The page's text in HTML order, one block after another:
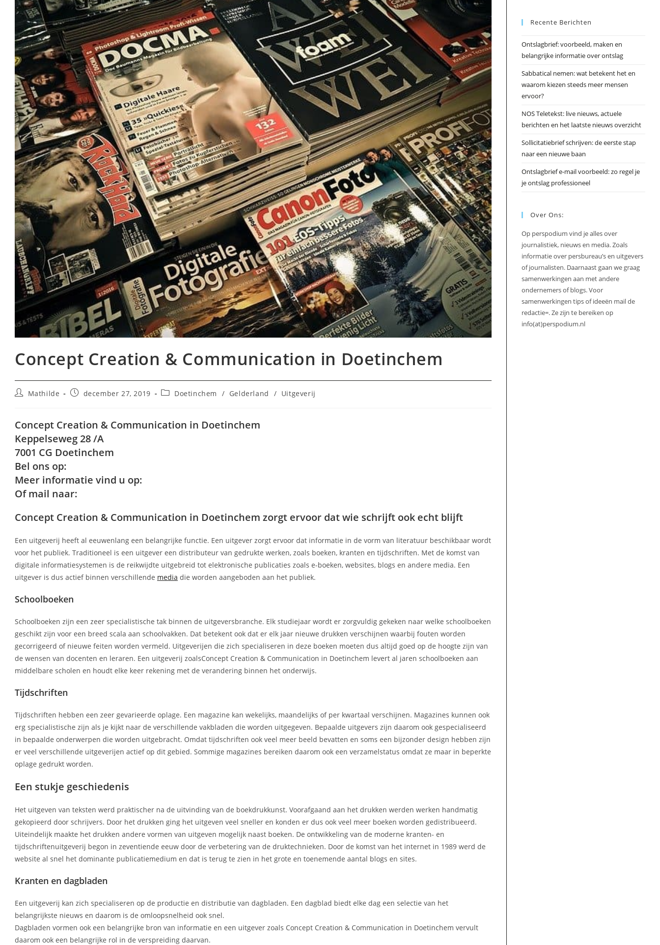
Concept Creation & Communication in Doetinchem
BerichtMathilde
Berichtdecember 27, 2019 Berichtcategorie:
Doetinchem / Gelderland / Uitgeverij
Concept Creation & Communication in Doetinchem
Keppelseweg 28 /A
7001 CG Doetinchem
Bel ons op:
Meer informatie vind u op:
Of mail naar:
Concept Creation & Communication in Doetinchem zorgt ervoor dat wie schrijft ook echt blijft
Een uitgeverij heeft al eeuwenlang een belangrijke functie. Een uitgever zorgt ervoor dat informatie in de vorm van literatuur beschikbaar wordt
voor het publiek. Traditioneel is een uitgever een distributeur van gedrukte werken, zoals boeken, kranten en tijdschriften. Met de komst van
digitale informatiesystemen is de reikwijdte uitgebreid tot elektronische publicaties zoals e-boeken, websites, blogs en andere media. Een
uitgever is dus actief binnen verschillende media die worden aangeboden aan het publiek.
Schoolboeken
Schoolboeken zijn een zeer specialistische tak binnen de uitgeversbranche. Elk studiejaar wordt er zorgvuldig gekeken naar welke schoolboeken
geschikt zijn voor een breed scala aan schoolvakken. Dat betekent ook dat er elk jaar nieuwe drukken verschijnen waarbij fouten worden
gecorrigeerd of nieuwe feiten worden vermeld. Uitgeverijen die zich specialiseren in deze boeken moeten dus altijd goed op de hoogte zijn van
de wensen van docenten en leraren. Een uitgeverij zoalsConcept Creation & Communication in Doetinchem levert al jaren schoolboeken aan
middelbare scholen en houdt elke keer rekening met de verandering binnen het onderwijs.
Tijdschriften
Tijdschriften hebben een zeer gevarieerde oplage. Een magazine kan wekelijks, maandelijks of per kwartaal verschijnen. Magazines kunnen ook
erg specialistische zijn als je kijkt naar de verschillende vakbladen die worden uitgegeven. Bepaalde uitgevers zijn daarom ook gespecialiseerd
in bepaalde onderwerpen die worden uitgebracht. Omdat tijdschriften ook veel meer beeld bevatten en soms een bijzonder design hebben zijn
er veel verschillende uitgeverijen actief op dit gebied. Sommige magazines bereiken daarom ook een verzamelstatus omdat ze maar in beperkte
oplage gedrukt worden.
Een stukje geschiedenis
Het uitgeven van teksten werd praktischer na de uitvinding van de boekdrukkunst. Voorafgaand aan het drukken werden werken handmatig
gekopieerd door schrijvers. Door het drukken ging het uitgeven veel sneller en konden er dus ook veel meer boeken worden gedistribueerd.
Uiteindelijk maakte het drukken andere vormen van uitgeven mogelijk naast boeken. De ontwikkeling van de moderne kranten- en
tijdschriftenuitgeverij begon in zeventiende eeuw door de verbetering van de druktechnieken. Door de komst van het internet in 1989 werd de
website al snel het dominante publicatiemedium en dat is terug te zien in het grote en toenemende aantal blogs en sites.
Kranten en dagbladen
Een uitgeverij kan zich specialiseren op de productie en distributie van dagbladen. Een dagblad biedt elke dag een selectie van het
belangrijkste nieuws en daarom is de omloopsnelheid ook snel.
Dagbladen vormen ook een belangrijke bron van informatie en een uitgever zoals Concept Creation & Communication in Doetinchem vervult
daarom ook een belangrijke rol in de verspreiding daarvan.
Recente Berichten
Ontslagbrief: voorbeeld, maken en
belangrijke informatie over ontslag
Sabbatical nemen: wat betekent het en
waarom kiezen steeds meer mensen
ervoor?
NOS Teletekst: live nieuws, actuele
berichten en het laatste nieuws overzicht
Sollicitatiebrief schrijven: de eerste stap
naar een nieuwe baan
Ontslagbrief e-mail voorbeeld: zo regel je
je ontslag professioneel
Over Ons:
Op perspodium vind je alles over
journalistiek, nieuws en media. Zoals
informatie over persbureau’s en uitgevers
of journalisten. Daarnaast gaan we graag
samenwerkingen aan met andere
ondernemers of blogs. Voor
samenwerkingen tips of ideeën mail de
redactie=. Ze zijn te bereiken op
info(at)perspodium.nl